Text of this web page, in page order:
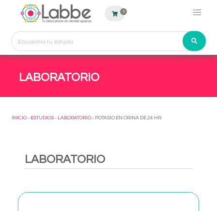
0
LABORATORIO
INICIO - ESTUDIOS - LABORATORIO - POTASIO EN ORINA DE 24 HR
LABORATORIO